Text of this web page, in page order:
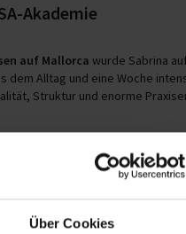
Über Cookies
Akademie
auf Mallorca wurde Sabrina
dem Alltag und eine Woche
Struktur und enorme
B-
B-Lizenz.
und mit vielen